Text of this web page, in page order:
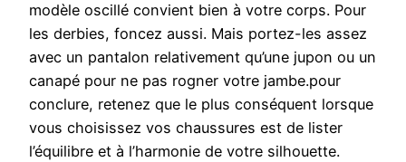
modèle oscillé convient bien à votre corps. Pour
les derbies, foncez aussi. Mais portez-les assez
avec un pantalon relativement qu’une jupon ou un
canapé pour ne pas rogner votre jambe.pour
conclure, retenez que le plus conséquent lorsque
vous choisissez vos chaussures est de lister
l’équilibre et à l’harmonie de votre silhouette.